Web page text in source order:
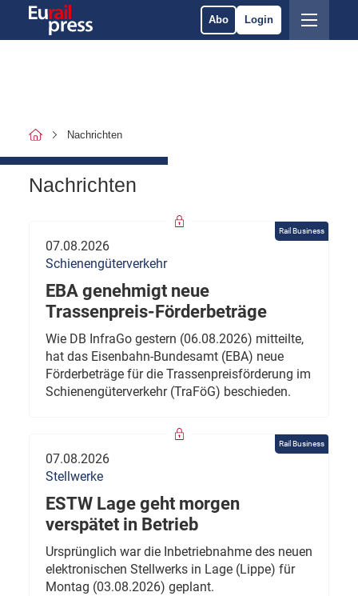
Abo Login
Nachrichten
Nachrichten
Rail Business
07.08.2026
Schienengüterverkehr
EBA genehmigt neue
Trassenpreis-Förderbeträge
Wie DB InfraGo gestern (06.08.2026) mitteilte,
hat das Eisenbahn-Bundesamt (EBA) neue
Förderbeträge für die Trassenpreisförderung im
Schienengüterverkehr (TraFöG) beschieden.
Rail Business
07.08.2026
Stellwerke
ESTW Lage geht morgen
verspätet in Betrieb
Ursprünglich war die Inbetriebnahme des neuen
elektronischen Stellwerks in Lage (Lippe) für
Montag (03.08.2026) geplant.